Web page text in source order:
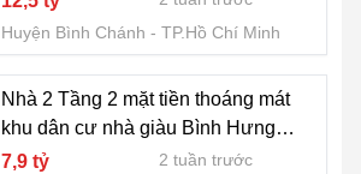
Huyện Bình Chánh
TP.Hồ Chí Minh
Nhà 2 Tầng 2 mặt tiền thoáng mát
khu dân cư nhà giàu Bình Hưng
Bình Chánh
7,9 tỷ
2 tuần trước